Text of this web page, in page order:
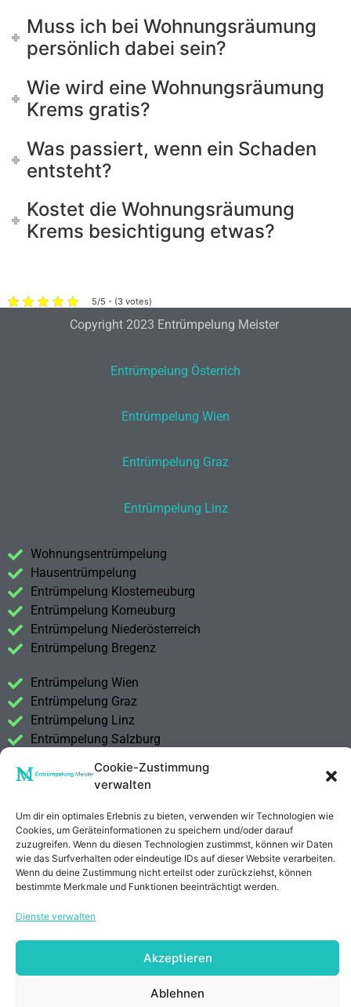
Cookie-Zustimmung
verwalten
Um dir ein optimales Erlebnis zu bieten, verwenden wir Technologien wie
Cookies, um Geräteinformationen zu speichern und/oder darauf
zuzugreifen. Wenn du diesen Technologien zustimmst, können wir Daten
wie das Surfverhalten oder eindeutige IDs auf dieser Website verarbeiten.
Wenn du deine Zustimmung nicht erteilst oder zurückziehst, können
bestimmte Merkmale und Funktionen beeinträchtigt werden.
Dienste verwalten
Akzeptieren
Ablehnen
Muss ich bei Wohnungsräumung
persönlich dabei sein?
Wie wird eine Wohnungsräumung
Krems gratis?
Was passiert, wenn ein Schaden
entsteht?
Kostet die Wohnungsräumung
Krems besichtigung etwas?
5/5 - (3 votes)
Copyright 2023 Entrümpelung Meister
Entrümpelung Österrich
Entrümpelung Wien
Entrümpelung Graz
Entrümpelung Linz
Wohnungsentrümpelung
Hausentrümpelung
Entrümpelung Klosterneuburg
Entrümpelung Korneuburg
Entrümpelung Niederösterreich
Entrümpelung Bregenz
Entrümpelung Wien
Entrümpelung Graz
Entrümpelung Linz
Entrümpelung Salzburg
Entrümpelung Steiermark
Kontakt
Impressum
Datenschutzerklärung
Anrufen E-Mail